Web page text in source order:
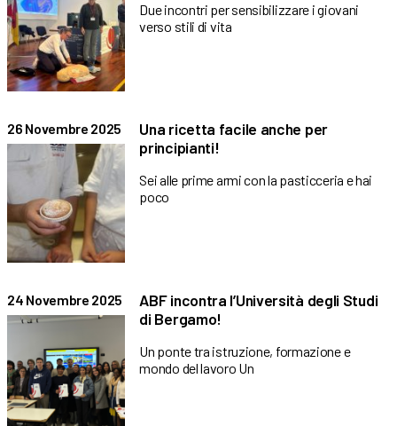
Due incontri per sensibilizzare i giovani
verso stili di vita
26 Novembre 2025
Una ricetta facile anche per
principianti!
Sei alle prime armi con la pasticceria e hai
poco
24 Novembre 2025
ABF incontra l’Università degli Studi
di Bergamo!
Un ponte tra istruzione, formazione e
mondo del lavoro Un